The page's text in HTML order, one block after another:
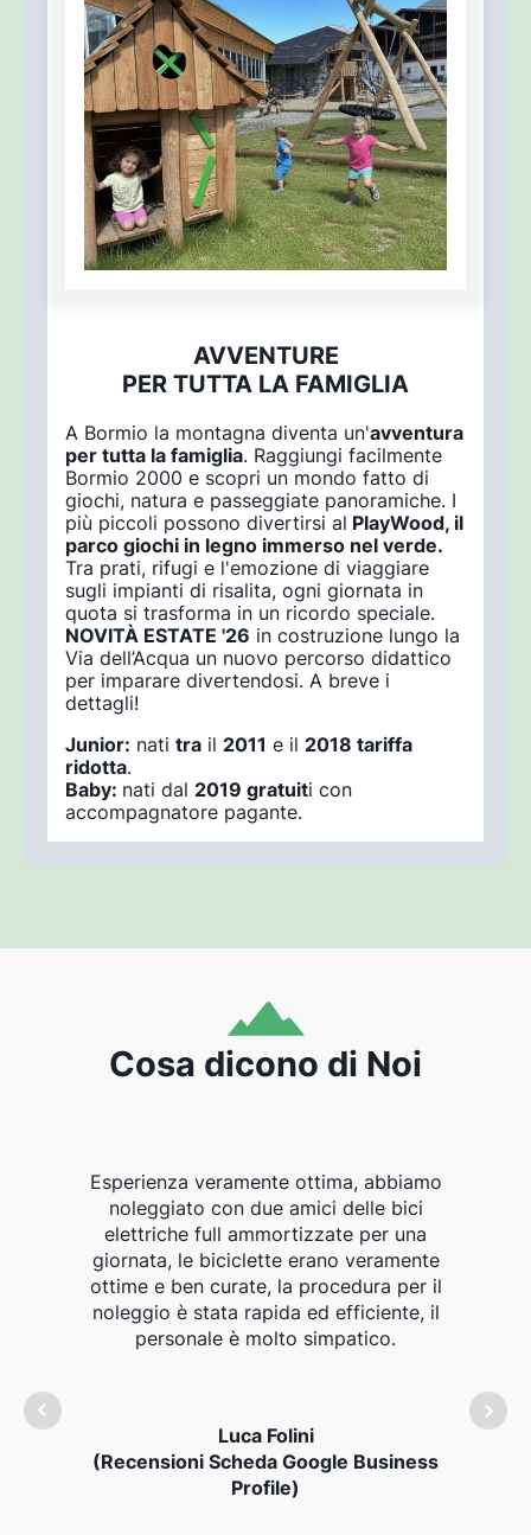
AVVENTURE
PER TUTTA LA FAMIGLIA
A Bormio la montagna diventa un'avventura
per tutta la famiglia. Raggiungi facilmente
Bormio 2000 e scopri un mondo fatto di
giochi, natura e passeggiate panoramiche. I
più piccoli possono divertirsi al PlayWood, il
parco giochi in legno immerso nel verde.
Tra prati, rifugi e l'emozione di viaggiare
sugli impianti di risalita, ogni giornata in
quota si trasforma in un ricordo speciale.
NOVITÀ ESTATE '26 in costruzione lungo la
Via dell’Acqua un nuovo percorso didattico
per imparare divertendosi. A breve i
dettagli!
Junior: natitra il2011 e il2018 tariffa
ridotta.
Baby: nati dal2019 gratuiti con
accompagnatore pagante.
Cosa dicono di Noi
Esperienza veramente ottima, abbiamo
noleggiato con due amici delle bici
elettriche full ammortizzate per una
giornata, le biciclette erano veramente
ottime e ben curate, la procedura per il
noleggio è stata rapida ed efficiente, il
personale è molto simpatico.
Luca Folini
(Recensioni Scheda Google Business
Profile)